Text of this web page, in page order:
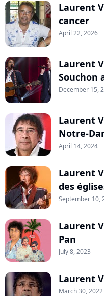
Laurent
cancer
April 22, 2026
Laurent
Souchon
December 15,
Laurent
Notre-
April 14, 2024
Laurent
des
September 10,
Laurent
Pan
July 8, 2023
Laurent
March 30, 2022